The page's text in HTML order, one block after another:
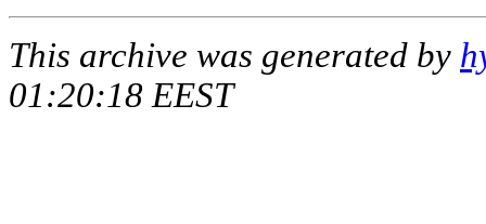
This archive was generated by
01:20:18 EEST